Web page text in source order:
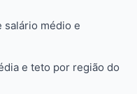
salário médio e
e teto por região do